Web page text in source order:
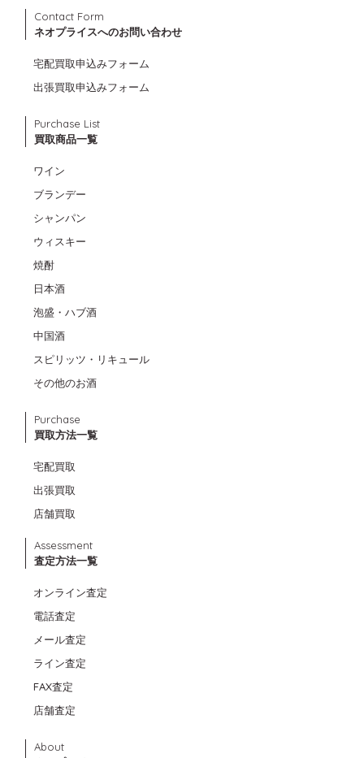
Contact Form
ネオプライスへのお問い合わせ
宅配買取申込みフォーム
出張買取申込みフォーム
Purchase List
買取商品一覧
ワイン
ブランデー
シャンパン
ウィスキー
焼酎
日本酒
泡盛・ハブ酒
中国酒
スピリッツ・リキュール
その他のお酒
Purchase
買取方法一覧
宅配買取
出張買取
店舗買取
Assessment
査定方法一覧
オンライン査定
電話査定
メール査定
ライン査定
FAX査定
店舗査定
About